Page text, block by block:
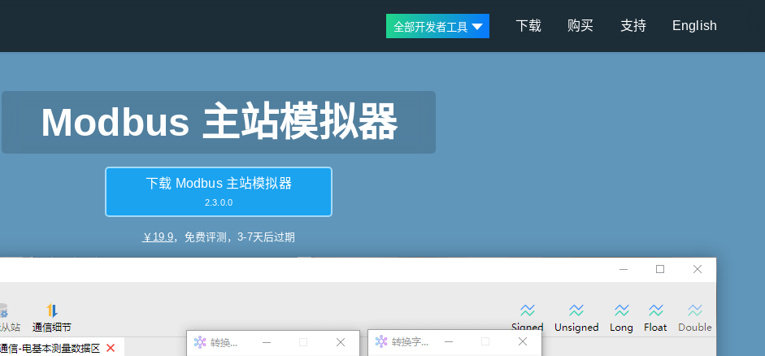
全部开发者工具 下载 购买 支持 English
Modbus 主站模拟器
下载 Modbus 主站模拟器
2.3.0.0
￥19.9，免费评测，3-7天后过期